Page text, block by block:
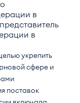
в
в
укрепить
сфере и
поставок